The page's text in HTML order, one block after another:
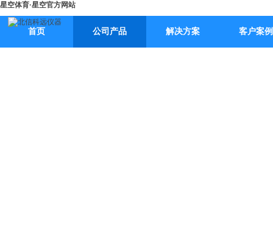
星空体育·星空官方网站
首页 公司产品 解决方案 客户案例